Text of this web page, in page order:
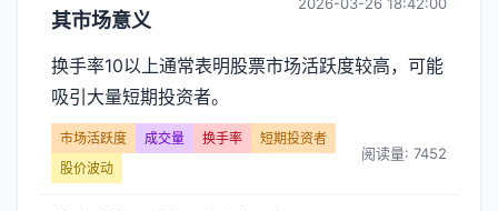
其市场意义
换手率10以上通常表明股票市场活跃度较高，可能
吸引大量短期投资者。
市场活跃度 成交量 换手率
短期投资者
股价波动
阅读量: 7452